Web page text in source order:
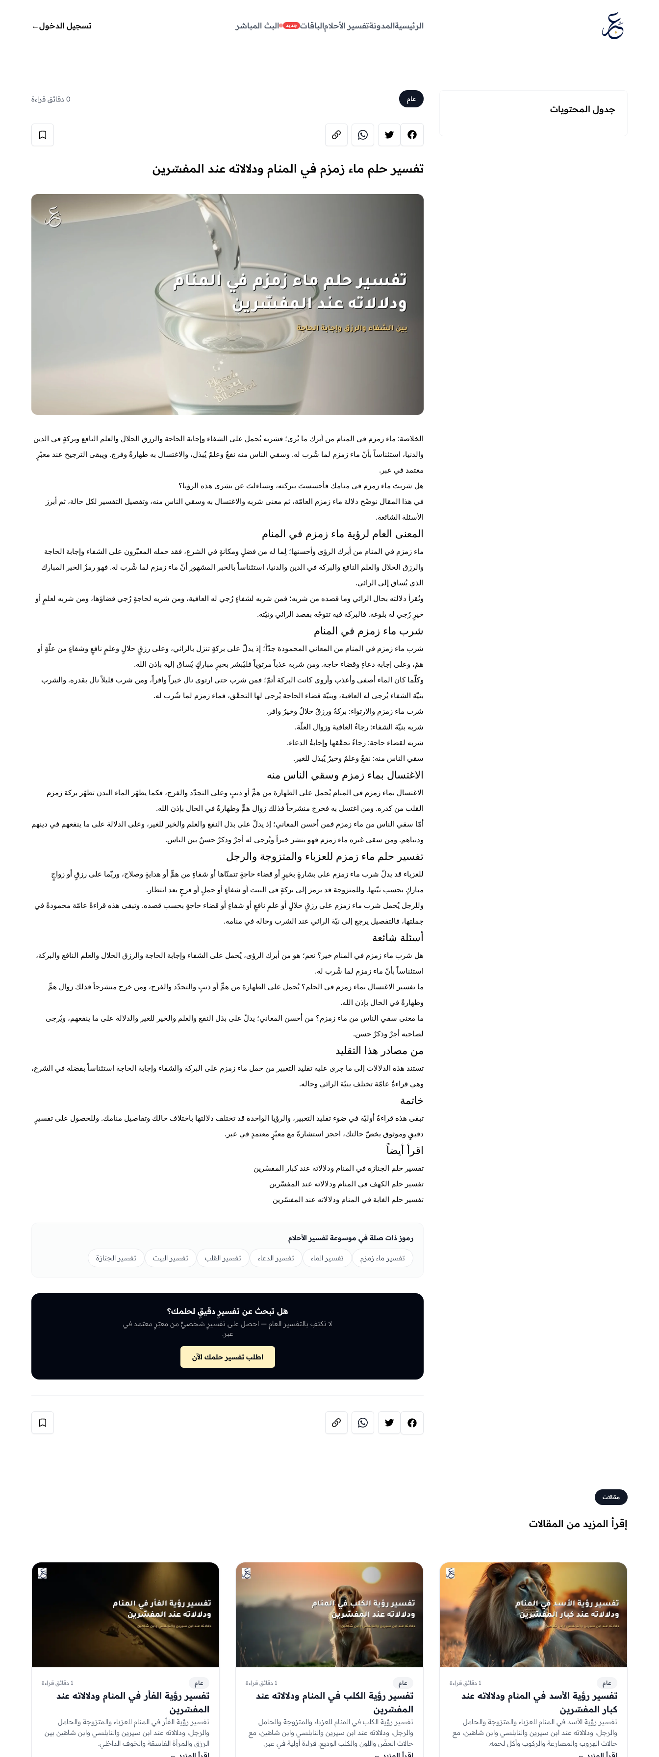
الرئيسيةالمدونةتفسير الأحلامالباقات جديد البث المباشر تسجيل الدخول←
جدول المحتويات
عام 0 دقائق قراءة
تفسير حلم ماء زمزم في المنام ودلالاته عند المفسّرين
الخلاصة: ماء زمزم في المنام من أبرك ما يُرى؛ فشربه يُحمل على الشفاء وإجابة الحاجة والرزق الحلال والعلم النافع وبركةٍ في الدين
والدنيا، استئناساً بأنّ ماء زمزم لما شُرب له. وسقي الناس منه نفعٌ وعلمٌ يُبذل، والاغتسال به طهارةٌ وفرج. ويبقى الترجيح عند معبّرٍ
معتمد في عبر.
هل شربتَ ماء زمزم في منامك فأحسستَ ببركته، وتساءلتَ عن بشرى هذه الرؤيا؟
في هذا المقال نوضّح دلالة ماء زمزم العامّة، ثم معنى شربه والاغتسال به وسقي الناس منه، وتفصيل التفسير لكل حالة، ثم أبرز
الأسئلة الشائعة.
المعنى العام لرؤية ماء زمزم في المنام
ماء زمزم في المنام من أبرك الرؤى وأحسنها؛ لِما له من فضلٍ ومكانةٍ في الشرع، فقد حمله المعبّرون على الشفاء وإجابة الحاجة
والرزق الحلال والعلم النافع والبركة في الدين والدنيا، استئناساً بالخبر المشهور أنّ ماء زمزم لما شُرب له. فهو رمزُ الخير المبارك
الذي يُساق إلى الرائي.
وتُقرأ دلالته بحال الرائي وما قصده من شربه؛ فمن شربه لشفاءٍ رُجي له العافية، ومن شربه لحاجةٍ رُجي قضاؤها، ومن شربه لعلمٍ أو
خيرٍ رُجي له بلوغه. فالبركة فيه تتوجّه بقصد الرائي ونيّته.
شرب ماء زمزم في المنام
شرب ماء زمزم في المنام من المعاني المحمودة جدّاً؛ إذ يدلّ على بركةٍ تنزل بالرائي، وعلى رزقٍ حلالٍ وعلمٍ نافعٍ وشفاءٍ من علّةٍ أو
همّ، وعلى إجابة دعاءٍ وقضاء حاجة. ومن شربه عذباً مرتوياً فليُبشر بخيرٍ مباركٍ يُساق إليه بإذن الله.
وكلّما كان
الماء أصفى وأعذب وأروى كانت البركة أتمّ؛ فمن شرب حتى ارتوى نال خيراً وافراً، ومن شرب قليلاً نال بقدره. والشرب
بنيّة الشفاء يُرجى له العافية، وبنيّة قضاء الحاجة يُرجى لها التحقّق، فماء زمزم لما شُرب له.
شرب ماء زمزم والارتواء: بركةٌ ورزقٌ حلالٌ وخيرٌ وافر.
شربه بنيّة الشفاء: رجاءُ العافية وزوال العلّة.
شربه لقضاء حاجة: رجاءُ تحقّقها وإجابةُ
الدعاء.
سقي الناس منه: نفعٌ وعلمٌ وخيرٌ يُبذل للغير.
الاغتسال بماء زمزم وسقي الناس منه
الاغتسال بماء زمزم في المنام يُحمل على الطهارة من همٍّ أو ذنبٍ وعلى التجدّد والفرج، فكما يطهّر الماء البدن تطهّر بركة زمزم
القلب من كدره. ومن اغتسل به فخرج منشرحاً فذلك زوال همٍّ وطهارةٌ في الحال بإذن الله.
أمّا سقي الناس من ماء زمزم فمن أحسن المعاني؛ إذ يدلّ على بذل النفع والعلم والخير للغير، وعلى الدلالة على ما ينفعهم في دينهم
ودنياهم. ومن سقى غيره ماء زمزم فهو ينشر خيراً ويُرجى له أجرٌ وذكرٌ حسنٌ بين الناس.
تفسير حلم ماء زمزم للعزباء والمتزوجة والرجل
للعزباء قد يدلّ شرب ماء زمزم على بشارةٍ بخيرٍ أو قضاء حاجةٍ تتمنّاها أو شفاءٍ من همٍّ أو هدايةٍ وصلاح، وربّما على رزقٍ أو زواجٍ
مباركٍ بحسب نيّتها. وللمتزوجة قد يرمز إلى بركةٍ في
البيت أو شفاءٍ أو حملٍ أو فرجٍ بعد انتظار.
وللرجل يُحمل شرب ماء زمزم على رزقٍ حلالٍ أو علمٍ نافعٍ أو شفاءٍ أو قضاء حاجةٍ بحسب قصده. وتبقى هذه قراءةً عامّة محمودةً في
جملتها، فالتفصيل يرجع إلى نيّة الرائي عند الشرب وحاله في منامه.
أسئلة شائعة
هل شرب ماء زمزم في المنام خير؟ نعم؛ هو من أبرك الرؤى، يُحمل على الشفاء وإجابة الحاجة والرزق الحلال والعلم النافع والبركة،
استئناساً بأنّ ماء زمزم لما شُرب له.
ما تفسير الاغتسال بماء زمزم في الحلم؟ يُحمل على الطهارة من همٍّ أو ذنبٍ والتجدّد والفرج، ومن خرج منشرحاً فذلك زوال همٍّ
وطهارةٌ في الحال بإذن الله.
ما معنى سقي الناس من ماء زمزم؟ من أحسن المعاني؛ يدلّ على بذل النفع والعلم والخير للغير والدلالة على ما ينفعهم، ويُرجى
لصاحبه أجرٌ وذكرٌ حسن.
من مصادر هذا التقليد
تستند هذه الدلالات إلى ما جرى عليه تقليد التعبير من حمل ماء زمزم على البركة والشفاء وإجابة الحاجة استئناساً بفضله في الشرع،
وهي قراءةٌ عامّة تختلف بنيّة الرائي وحاله.
خاتمة
تبقى هذه قراءةٌ أوليّة في ضوء تقليد التعبير، والرؤيا الواحدة قد تختلف دلالتها باختلاف حالك وتفاصيل منامك. وللحصول على تفسيرٍ
دقيقٍ وموثوق يخصّ حالتك، احجز استشارةً مع معبّرٍ معتمدٍ في عبر .
اقرأ أيضاً
تفسير حلم الجنازة في المنام ودلالاته عند كبار المفسّرين
تفسير حلم الكهف في المنام ودلالاته عند المفسّرين
تفسير حلم الغابة في المنام ودلالاته عند المفسّرين
رموز ذات صلة في موسوعة تفسير الأحلام
تفسير ماء زمزم تفسير الماء تفسير الدعاء تفسير القلب تفسير البيت تفسير الجنازة
هل تبحث عن تفسيرٍ دقيقٍ لحلمك؟
لا تكتفِ بالتفسير العام — احصل على تفسيرٍ شخصيٍّ من معبّرٍ معتمد في
عبر.
اطلب تفسير حلمك الآن
مقالات
إقرأ المزيد من المقالات
عام 1 دقائق قراءة
تفسير رؤية الأسد في المنام ودلالاته عند
كبار المفسّرين
تفسير رؤية الأسد في المنام للعزباء والمتزوجة والحامل
والرجل، ودلالاته عند ابن سيرين والنابلسي وابن شاهين، مع
حالات الهروب والمصارعة والركوب وأكل لحمه.
عام 1 دقائق قراءة
تفسير رؤية الكلب في المنام ودلالاته عند
المفسّرين
تفسير رؤية الكلب في المنام للعزباء والمتزوجة والحامل
والرجل، ودلالاته عند ابن سيرين والنابلسي وابن شاهين، مع
حالات العضّ واللون والكلب الوديع. قراءة أولية في عبر.
عام 1 دقائق قراءة
تفسير رؤية الفأر في المنام ودلالاته عند
المفسّرين
تفسير رؤية الفأر في المنام للعزباء والمتزوجة والحامل
والرجل، ودلالاته عند ابن سيرين والنابلسي وابن شاهين بين
الرزق والمرأة الفاسقة والخوف الداخلي.